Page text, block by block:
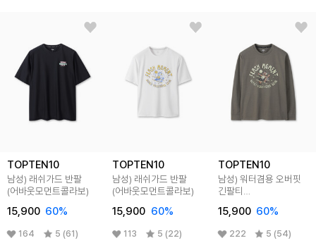
TOPTEN10
남성) 래쉬가드 반팔
(어바웃모먼트콜라보)
15,900 60%
164 5 (61)
TOPTEN10
남성) 래쉬가드 반팔
(어바웃모먼트콜라보)
15,900 60%
113 5 (22)
TOPTEN10
남성) 워터겸용 오버핏
긴팔티
15,900 60%
222 5 (54)